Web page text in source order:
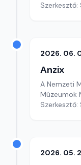
2026. 06.
Anzix
A Nemzeti
Múzeumok
2026. 05.